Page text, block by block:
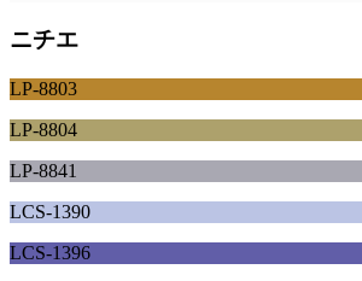
ニチエ
LP-8803
LP-8804
LP-8841
LCS-1390
LCS-1396